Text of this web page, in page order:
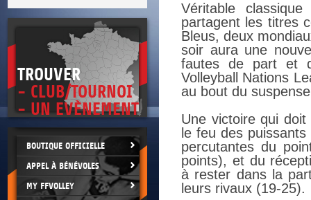
TROUVER
- CLUB/TOURNOI
- UN EVÈNEMENT
BOUTIQUE OFFICIELLE
APPEL À BÉNÉVOLES
MY FFVOLLEY
Véritable
partagent les titres
Bleus, deux
soir aura une
fautes de part et
Volleyball Nations
au bout du
Une victoire qui
le feu des
percutantes du
points), et du
à rester dans la
leurs rivaux (19-25).